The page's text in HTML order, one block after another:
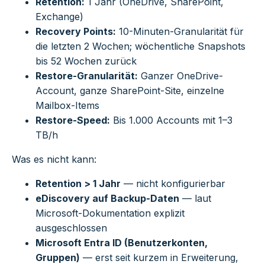
Exchange)
Recovery Points: 10-Minuten-Granularität für
die letzten 2 Wochen; wöchentliche Snapshots
bis 52 Wochen zurück
Restore-Granularität: Ganzer OneDrive-
Account, ganze SharePoint-Site, einzelne
Mailbox-Items
Restore-Speed: Bis 1.000 Accounts mit 1–3
TB/h
Was es nicht kann:
Retention > 1 Jahr — nicht konfigurierbar
eDiscovery auf Backup-Daten — laut
Microsoft-Dokumentation explizit
ausgeschlossen
Microsoft Entra ID (Benutzerkonten,
Gruppen) — erst seit kurzem in Erweiterung,